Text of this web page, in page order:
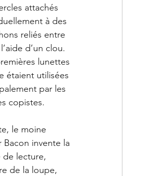
attachés
à des
reliés entre
d’un clou.
lunettes
étaient utilisées
par les
copistes.
le moine
Bacon invente la
de lecture,
de la loupe,